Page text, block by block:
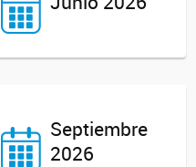
Septiembre
2026